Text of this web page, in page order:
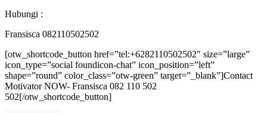
Hubungi :
Fransisca 082110502502
[otw_shortcode_button href=”tel:+6282110502502″ size=”large”
icon_type=”social foundicon-chat” icon_position=”left”
shape=”round” color_class=”otw-green” target=”_blank”]Contact
Motivator NOW- Fransisca 082 110 502
502[/otw_shortcode_button]